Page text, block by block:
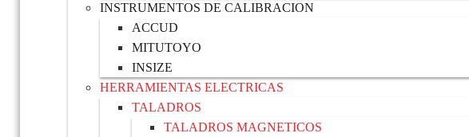
INSTRUMENTOS DE CALIBRACION
ACCUD
MITUTOYO
INSIZE
HERRAMIENTAS ELECTRICAS
TALADROS
TALADROS MAGNETICOS